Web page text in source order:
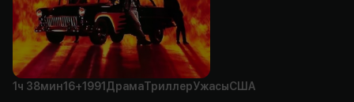
1ч 38мин16+1991 ДрамаТриллерУжасыСША